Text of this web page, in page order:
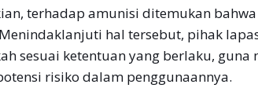
terhadap amunisi ditemukan
hal tersebut, pihak
sesuai ketentuan yang berlaku, guna
risiko dalam penggunaannya.